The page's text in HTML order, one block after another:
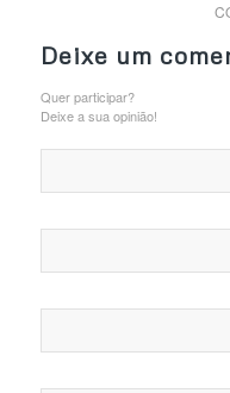
Deixe um
Quer participar?
Deixe a sua opinião!